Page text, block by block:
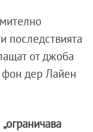
последствията
от джоба
фон дер Лайен
„ограничава